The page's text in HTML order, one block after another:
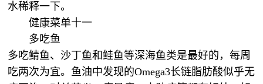
水稀释一下。
健康菜单十一
多吃鱼
多吃鲭鱼、沙丁鱼和鲑鱼等深海鱼类是最好的，每周
吃两次为宜。鱼油中发现的Omega3长链脂肪酸似乎无